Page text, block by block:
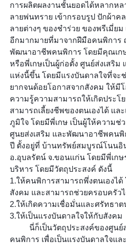
การผลิตผลงานชั้นยอดได้หลากหล
ลายพ่นทราย เข้ากรอบรูป ปักผ้าค
ลายต่างๆ ของชำร่วย ของพรีเมี่ยม
อีกมากมายที่มาจากฝีมือคนพิการ
พัฒนาอาชีพคนพิการ โดยมีคุณเก
หรือพี่เกษเป็นผู้ก่อตั้ง ศูนย์ส่งเสริ
แห่งนี้ขึ้น โดยมีแรงบันดาลใจที่จะ
ยากจนด้อยโอกาสจากสังคม ให้มี
ความรู้ความสามารถให้เกิดประโ
สามารถเลี้ยงชีพของตนเองได้ แล
ภูมิใจ โดยมีพี่เกษ เป็นผู้ให้ความช่
ศูนยส่งเสริม และพัฒนาอาชีพคนพิ
ปี ตั้งอยู่ที่ บ้านทรัพย์สมบูรณ์โนนอิ
อ.อุบลรัตน์ จ.ขอนแก่น โดยมีพี่เก
บริหาร โดยมีวัตถุประสงค์ ดังนี้
1.ให้คนพิการสามารถพึ่งตนเองได้
สังคม และสามารถช่วยครอบครัว
2.ให้เกิดความเชื่อมั่นและศรัทธาต
3.ให้เป็นแรงบันดาลใจให้กับสังคม
นี่ก็เป็นวัตถุประสงค์ของศูนย์ส่
คนพิการ เพื่อเป็นแรงบันดาลใจแ